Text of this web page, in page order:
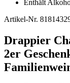
Enthält
Artikel-Nr.
Drappier
2er